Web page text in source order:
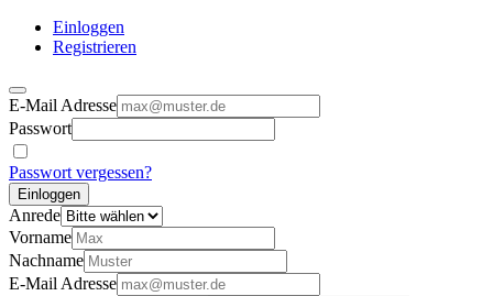
Einloggen
Registrieren
E-Mail Adresse
Passwort
Passwort vergessen?
Einloggen
Anrede
Vorname
Nachname
E-Mail Adresse